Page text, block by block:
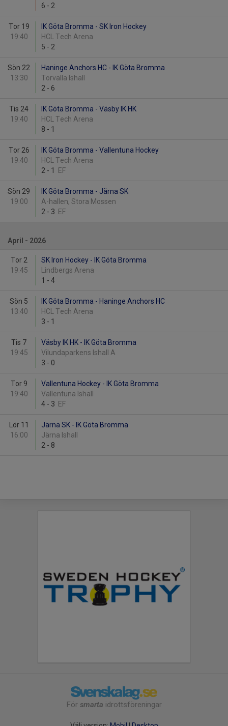
6 - 2
Tor 19
19:40
IK Göta Bromma - SK Iron Hockey
HCL Tech Arena
5 - 2
Sön 22
13:30
Haninge Anchors HC - IK Göta Bromma
Torvalla Ishall
2 - 6
Tis 24
19:40
IK Göta Bromma - Väsby IK HK
HCL Tech Arena
8 - 1
Tor 26
19:40
IK Göta Bromma - Vallentuna Hockey
HCL Tech Arena
2 - 1 EF
Sön 29
19:00
IK Göta Bromma - Järna SK
A-hallen, Stora Mossen
2 - 3 EF
April - 2026
Tor 2
19:45
SK Iron Hockey - IK Göta Bromma
Lindbergs Arena
1 - 4
Sön 5
13:40
IK Göta Bromma - Haninge Anchors HC
HCL Tech Arena
3 - 1
Tis 7
19:45
Väsby IK HK - IK Göta Bromma
Vilundaparkens Ishall A
3 - 0
Tor 9
19:40
Vallentuna Hockey - IK Göta Bromma
Vallentuna Ishall
4 - 3 EF
Lör 11
16:00
Järna SK - IK Göta Bromma
Järna Ishall
2 - 8
För smarta idrottsföreningar